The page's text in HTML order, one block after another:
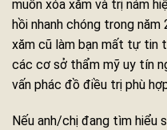
muốn xóa xăm và trị nám
hồi nhanh chóng trong
xăm cũ làm bạn mất tự tin
các cơ sở thẩm mỹ uy tín
vấn phác đồ điều trị phù
Nếu anh/chị đang tìm hiểu